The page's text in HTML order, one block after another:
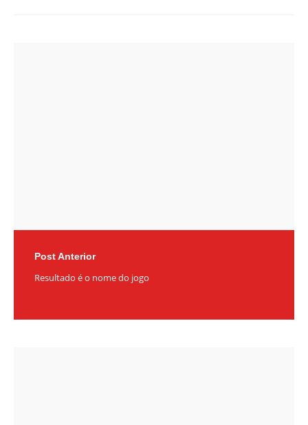
Post Anterior
Resultado é o nome do jogo